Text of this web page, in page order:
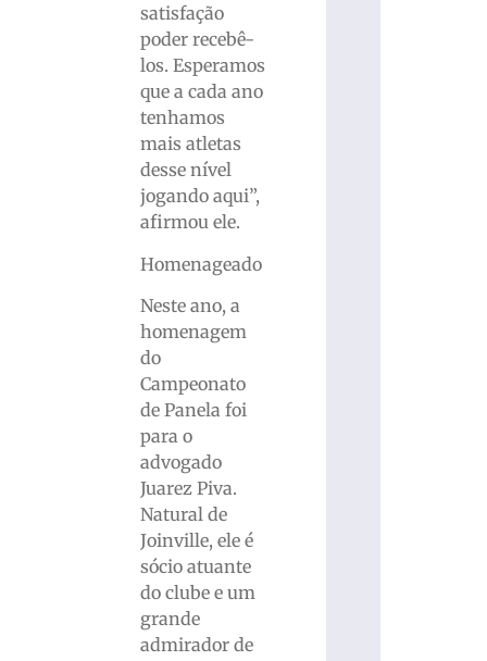
satisfação
poder recebê-
los. Esperamos
que a cada ano
tenhamos
mais atletas
desse nível
jogando aqui”,
afirmou ele.
Homenageado
Neste ano, a
homenagem
do
Campeonato
de Panela foi
para o
advogado
Juarez Piva.
Natural de
Joinville, ele é
sócio atuante
do clube e um
grande
admirador de